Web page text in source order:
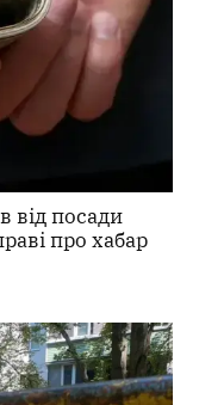
від посади
про хабар